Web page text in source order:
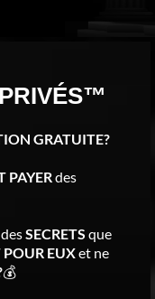
PRIVÉS™
GRATUITE?
PAYERdes
SECRETS que
EUXet ne
💰